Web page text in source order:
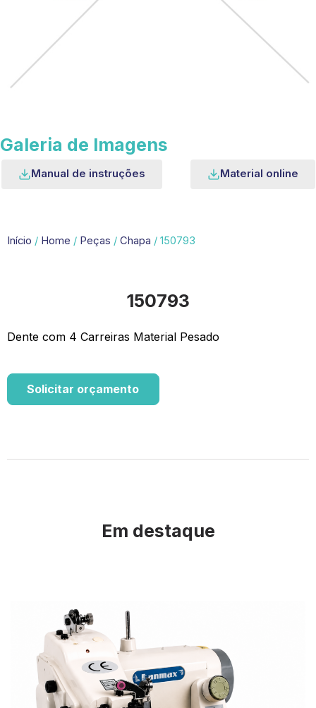
Galeria de Imagens
Manual de instruções Material online
Início / Home / Peças / Chapa / 150793
150793
Dente com 4 Carreiras Material Pesado
Solicitar orçamento
Em destaque